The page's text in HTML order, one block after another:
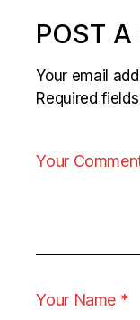
POST
Your email
Required